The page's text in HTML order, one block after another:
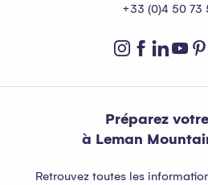
+33 (0)4 50 73
Préparez
à Leman
Retrouvez toutes les